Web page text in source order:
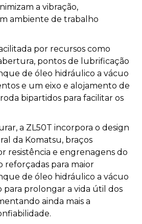
a vibração,
ambiente de trabalho
por recursos como
pontos de lubrificação
de óleo hidráulico a vácuo
e um eixo e alojamento de
bipartidos para facilitar os
a ZL50T incorpora o design
da Komatsu, braços
resistência e engrenagens do
reforçadas para maior
de óleo hidráulico a vácuo
para prolongar a vida útil dos
ainda mais a